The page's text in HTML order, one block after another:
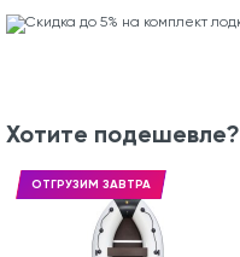
Хотите подешевле?
ОТГРУЗИМ ЗАВТРА